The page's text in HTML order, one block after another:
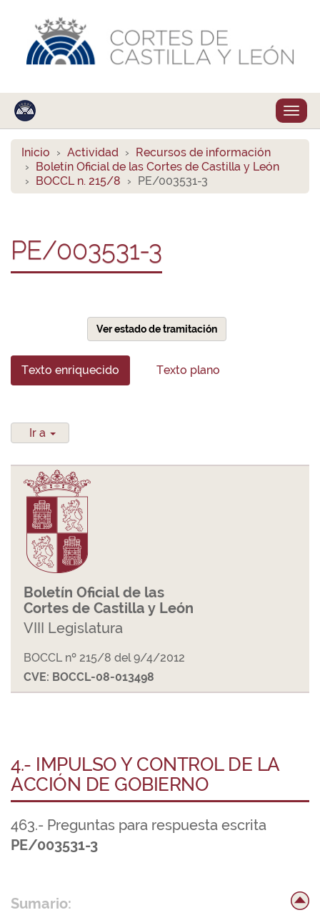
Inicio Actividad
Recursos de información
Boletín Oficial de las Cortes de Castilla y León
BOCCL n. 215/8
PE/003531-3
PE/003531-3
Ver estado de tramitación
Texto enriquecido Texto plano
Ir a
Boletín Oficial de las
Cortes de Castilla y León
VIII Legislatura
BOCCL nº 215/8 del 9/4/2012
CVE: BOCCL-08-013498
4.- IMPULSO Y CONTROL DE LA
ACCIÓN DE GOBIERNO
463.- Preguntas para respuesta escrita
PE/003531-3
Sumario: